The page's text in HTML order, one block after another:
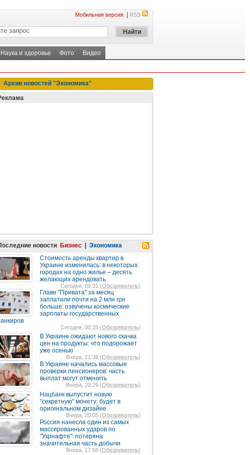
Мобильная версия RSS
Наука и здоровье Фото
Видео
Архив новостей "Экономика"
новости Бизнес
Экономика
Стоимость аренды квартир в
Украине изменилась: в некоторых
городах на одно жилье – десять
желающих арендовать
Сегодня, 09:31 (Обозреватель)
Главе "Привата" за месяц
заплатили почти на 2 млн грн
больше: озвучены космические
зарплаты государственных
Сегодня, 00:25 (Обозреватель)
В Украине ожидают нового скачка
цен на продукты: что подорожает
уже осенью
Вчера, 21:38 (Обозреватель)
В Украине начались массовые
проверки пенсионеров: часть
выплат могут отменить
Вчера, 20:29 (Обозреватель)
Нацбанк выпустит новую
"секретную" монету: будет в
оригинальном дизайне
Вчера, 20:05 (Обозреватель)
Россия нанесла один из самых
массированных ударов по
"Укрнафте": потеряна
значительная часть добычи
Вчера, 17:56 (Обозреватель)